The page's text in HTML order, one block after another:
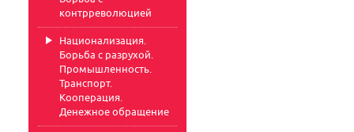
контрреволюцией
Национализация.
Борьба с разрухой.
Промышленность.
Транспорт.
Кооперация.
Денежное обращение